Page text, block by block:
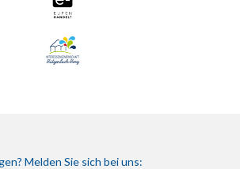
Melden Sie sich bei uns: